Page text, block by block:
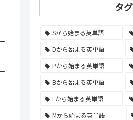
タグ
Sから始まる英単語
Dから始まる英単語
Pから始まる英単語
Bから始まる英単語
Fから始まる英単語
Mから始まる英単語